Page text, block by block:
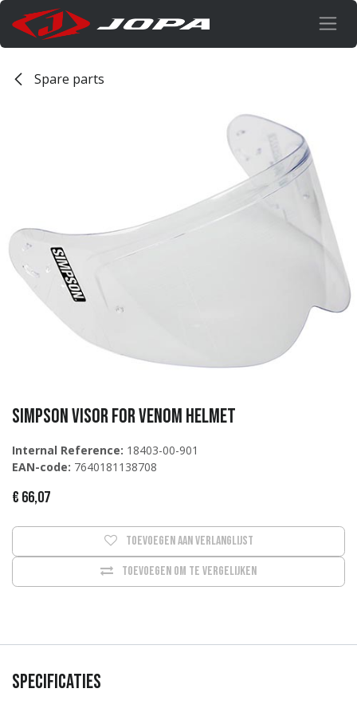
Overslaan naar inhoud
Spare parts
Simpson Visor for Venom helmet
Internal Reference: 18403-00-901
EAN-code: 7640181138708
€ 66,07
Toevoegen om te vergelijken
Toevoegen aan verlanglijst
Specificaties